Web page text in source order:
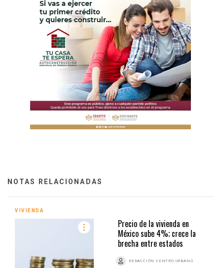
NOTAS RELACIONADAS
VIVIENDA
Precio de la vivienda en
México sube 4%; crece la
brecha entre estados
REDACCIÓN CENTRO URBANO